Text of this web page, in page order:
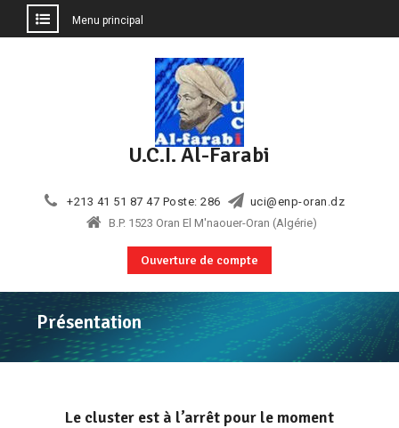
Menu principal
U.C.I. Al-Farabi
+213 41 51 87 47 Poste: 286
uci@enp-oran.dz
B.P. 1523 Oran El M'naouer-Oran (Algérie)
Ouverture de compte
Présentation
Le cluster est à l’arrêt pour le moment